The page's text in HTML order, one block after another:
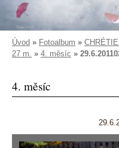
Úvod » Fotoalbum »
27 m. » 4. měsíc »
4. měsíc